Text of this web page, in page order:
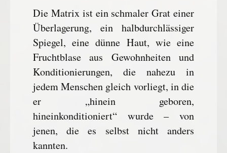
Die Matrix ist ein schmaler Grat einer
Überlagerung, ein halbdurchlässiger
Spiegel, eine dünne Haut, wie eine
Fruchtblase aus Gewohnheiten und
Konditionierungen, die nahezu in
jedem Menschen gleich vorliegt, in die
er „hinein geboren,
hineinkonditioniert“ wurde – von
jenen, die es selbst nicht anders
kannten.